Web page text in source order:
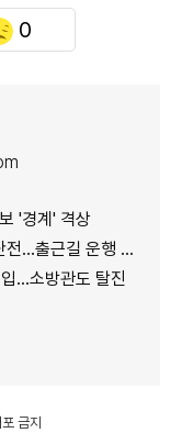
0
'경계' 격상
출근길 운행 지연
…소방관도 탈진
금지